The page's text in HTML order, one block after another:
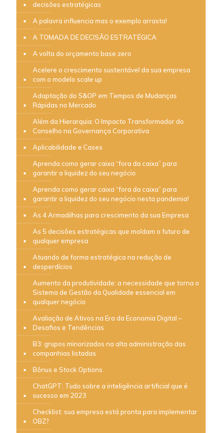
decisões estratégicas
A palavra influencia mas o exemplo arrasta!
A TOMADA DE DECISÃO ESTRATÉGICA
A volta do orçamento base zero
Acelere o crescimento sustentável da sua empresa
com o modelo scale up
Adaptação do S&OP em Tempos de Mudanças
Rápidas no Mercado
Além da Hierarquia: O Impacto Transformador do
Conselho na Governança Corporativa
Aplicabilidade e Cases
Aprenda como gerar caixa “fora da caixa” para
garantir a liquidez do seu negócio
Aprenda como gerar caixa “fora da caixa” para
garantir a liquidez do seu negócio nesta pandemia!
As 4 Armadilhas para crescimento da sua Empresa
As 5 decisões estratégicas que moldam o futuro de
qualquer empresa
Atuando de forma estratégica na redução de
desperdícios
Aumento da produtividade: a necessidade que torna o
Sistema de Gestão da Qualidade essencial em
qualquer negócio
Avaliação de Ativos na Era da Economia Digital –
Desafios e Tendências
B3: grupos minorizados na alta administração das
companhias listadas
Bônus e Stock Options
ChatGPT: Tudo sobre a inteligência artificial que é
sucesso em 2023
Checklist: sua empresa está pronta para implementar
OBZ?